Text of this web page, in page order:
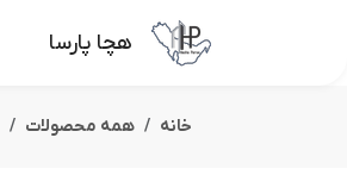
هچا پارسا
خانه همه محصولات